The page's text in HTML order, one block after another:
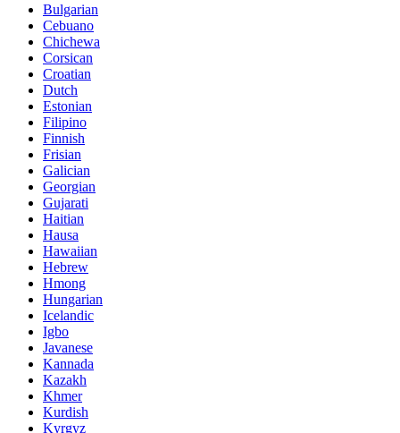
Bulgarian
Cebuano
Chichewa
Corsican
Croatian
Dutch
Estonian
Filipino
Finnish
Frisian
Galician
Georgian
Gujarati
Haitian
Hausa
Hawaiian
Hebrew
Hmong
Hungarian
Icelandic
Igbo
Javanese
Kannada
Kazakh
Khmer
Kurdish
Kyrgyz